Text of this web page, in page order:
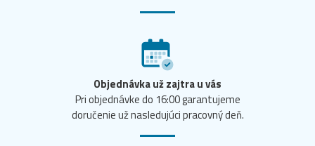
Objednávka už zajtra u vás
Pri objednávke do 16:00 garantujeme
doručenie už nasledujúci pracovný deň.